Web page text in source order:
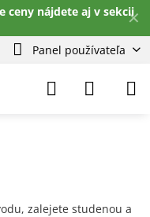
✕
ceny nájdete aj v sekcii
Panel používateľa
zalejete studenou a